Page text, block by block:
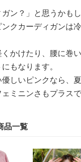
ガン？」と思うかも
クカーディガンは
かけたり、腰に巻
もなります。
しいピンクなら、
ミニンさもプラス
品一覧